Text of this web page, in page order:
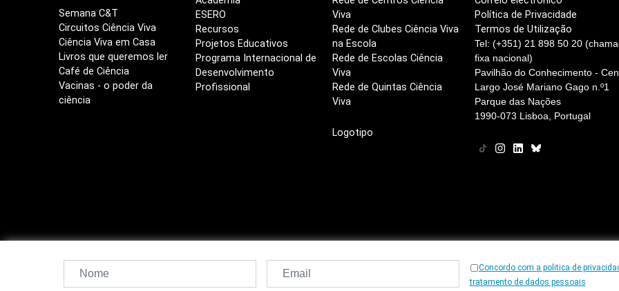
Semana C&T
Circuitos Ciência Viva
Ciência Viva em Casa
Livros que queremos ler
Café de Ciência
Vacinas - o poder da
ciência
ESERO
Recursos
Projetos Educativos
Programa Internacional de
Desenvolvimento
Profissional
Viva
Rede de Clubes Ciência Viva
na Escola
Rede de Escolas Ciência
Viva
Rede de Quintas Ciência
Viva
Logotipo
Política de Privacidade
Termos de Utilização
Tel: (+351) 21 898 50 20
fixa nacional)
Pavilhão do Conhecimento -
Largo José Mariano Gago n.º1
Parque das Nações
1990-073 Lisboa, Portugal
-2026, Ciência Viva
Concordo com a politica de
tratamento de dados pessoais